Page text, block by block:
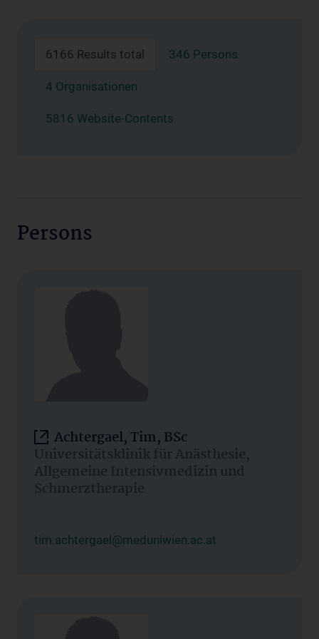
6166 Results total 346 Persons
4 Organisationen
5816 Website-Contents
Persons
Achtergael, Tim, BSc
Universitätsklinik für Anästhesie,
Allgemeine Intensivmedizin und
Schmerztherapie
tim.achtergael@meduniwien.ac.at